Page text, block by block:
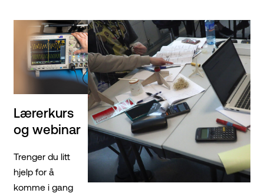
Lærerkurs
og webinar
Trenger du litt
hjelp for å
komme i gang